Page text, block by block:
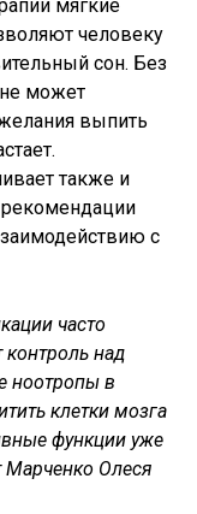
мягкие
человеку
сон. Без
может
выпить
также и
рекомендации
с
часто
контроль над
ноотропы в
клетки мозга
функции уже
Марченко Олеся